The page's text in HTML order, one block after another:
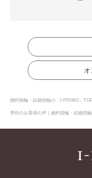
婚約指輪・結婚指輪の「I-PRIMO」
男性のお客様の声｜婚約指輪・結婚指